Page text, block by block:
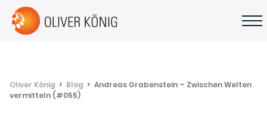
Oliver König Blog
Andreas Grabenstein – Zwischen Welten
vermitteln (#055)